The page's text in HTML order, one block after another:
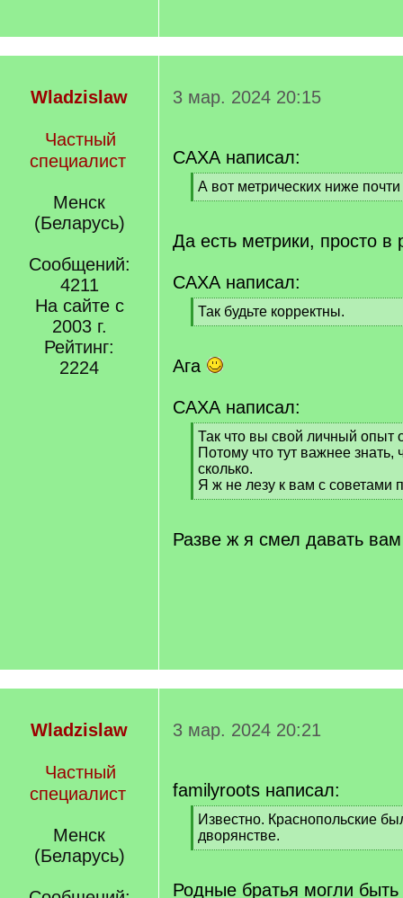
Wladzislaw
Частный
специалист
Менск
(Беларусь)
Сообщений:
4211
На сайте с
2003 г.
Рейтинг:
2224
3 мар. 2024 20:15
САХА написал:
[
q
А вот метрических ниже почти
[
q
Да есть метрики, просто в
САХА написал:
[
q
Так будьте корректны.
[
q
]
Ага
САХА написал:
[
q
]
Так что вы свой личный опыт
Потому что тут важнее знать,
сколько.
Я ж не лезу к вам с советами
[
q
]
Разве ж я смел давать
Wladzislaw
Частный
специалист
Менск
(Беларусь)
3 мар. 2024 20:21
familyroots написал:
[
q
]
Известно. Краснопольские
дворянстве.
[
q
Родные братья могли